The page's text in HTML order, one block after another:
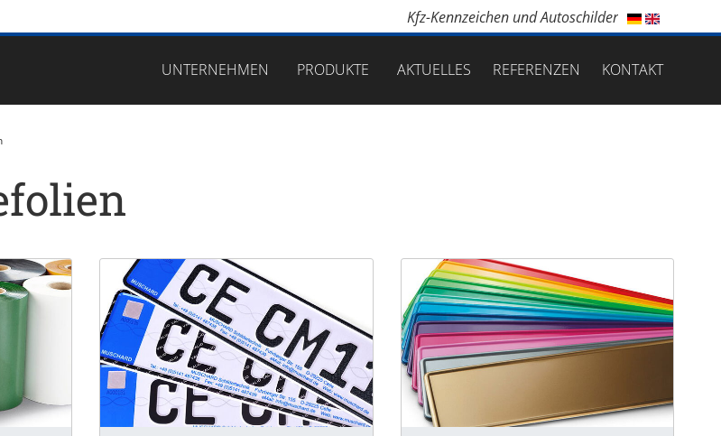
Kfz-Kennzeichen und Autoschilder
Navigation überspringen
UNTERNEHMEN
PRODUKTE AKTUELLES REFERENZEN KONTAKT